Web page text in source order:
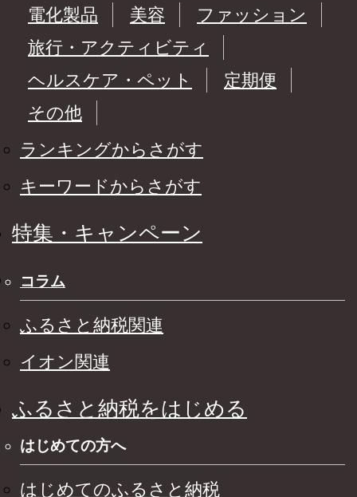
電化製品
美容
ファッション
旅行・アクティビティ
ヘルスケア・ペット
定期便
その他
ランキングからさがす
キーワードからさがす
特集・キャンペーン
コラム
ふるさと納税関連
イオン関連
ふるさと納税をはじめる
はじめての方へ
はじめてのふるさと納税